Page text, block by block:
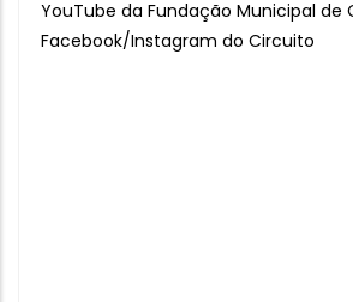
YouTube da Fundação Municipal de
Facebook/Instagram do Circuito